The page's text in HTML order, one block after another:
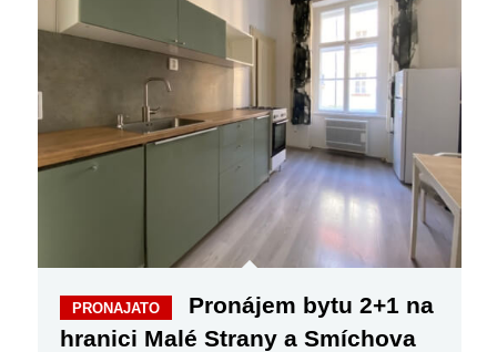
Pronájem bytu 2+1 na
hranici Malé Strany a Smíchova